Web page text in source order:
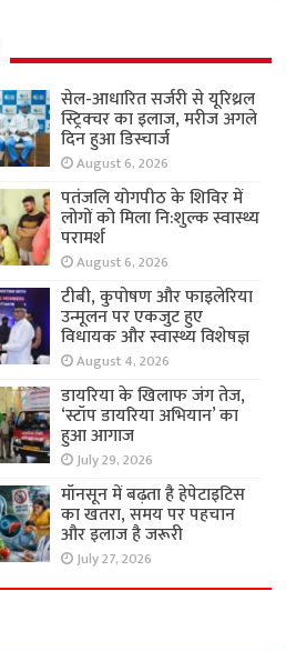
सेल-आधारित सर्जरी से यूरिथ्रल
स्ट्रिक्चर का इलाज, मरीज अगले
दिन हुआ डिस्चार्ज
August 6, 2026
पतंजलि योगपीठ के शिविर में
लोगों को मिला नि:शुल्क स्वास्थ्य
परामर्श
August 6, 2026
टीबी, कुपोषण और फाइलेरिया
उन्मूलन पर एकजुट हुए
विधायक और स्वास्थ्य विशेषज्ञ
August 4, 2026
डायरिया के खिलाफ जंग तेज,
‘स्टॉप डायरिया अभियान’ का
हुआ आगाज
July 29, 2026
मॉनसून में बढ़ता है हेपेटाइटिस
का खतरा, समय पर पहचान
और इलाज है जरूरी
July 27, 2026